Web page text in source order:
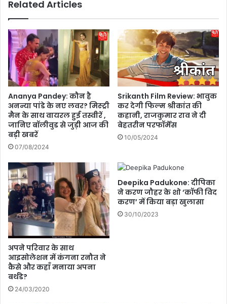
हीं
र्म
ल
,
जा
नें
इ
स
के
पी
छे
का
र
ण
i
म
ध्य
प्र
दे
श
में
भा
ज
पा
ने
री
की
उ
म्मी
द
वा
रों
की
दू
स
री
लि
स्ट
Related Articles
Ananya Pandey: कौन है
अनन्या पांडे के नए लवर? मिस्ट्री
मैन के साथ वायरल हुई तस्वीरें ,
जानिए बॉलीवुड से जुड़ी आज की
बड़ी खबरें
07/08/2024
Srikanth Film Review: भावुक
कर देगी फिल्म श्रीकांत की
कहानी, राजकुमार राव ने दी
बेहतरीन परफॉर्मेंस
10/05/2024
अपने परिवार के साथ
आइसोलेशन में कंगना रनौत ने
कैसे और कहाँ मनाया अपना
बर्थडे?
24/03/2020
Deepika Padukone: दीपिका
ने करण जौहर के शो ‘कॉफी विद
करण’ में किया बड़ा खुलासा
30/10/2023